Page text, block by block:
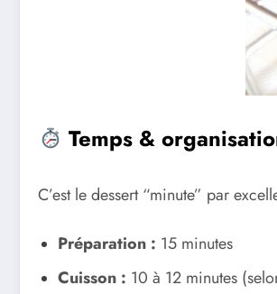
Temps &
C’est le dessert “minute” par
Préparation : 15 minutes
Cuisson : 10 à 12 minutes